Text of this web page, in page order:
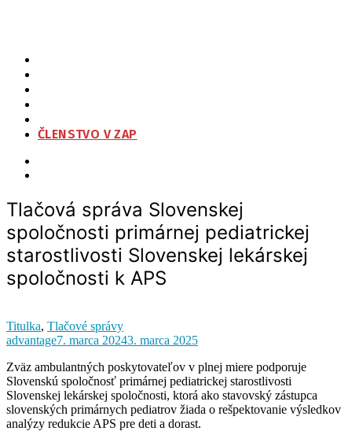
ČLENSTVO V ZAP
Tlačová správa Slovenskej
spoločnosti primárnej pediatrickej
starostlivosti Slovenskej lekárskej
spoločnosti k APS
Titulka, Tlačové správy
advantage7. marca 20243. marca 2025
Zväz ambulantných poskytovateľov v plnej miere podporuje
Slovenskú spoločnosť primárnej pediatrickej starostlivosti
Slovenskej lekárskej spoločnosti, ktorá ako stavovský zástupca
slovenských primárnych pediatrov žiada o rešpektovanie výsledkov
analýzy redukcie APS pre deti a dorast.